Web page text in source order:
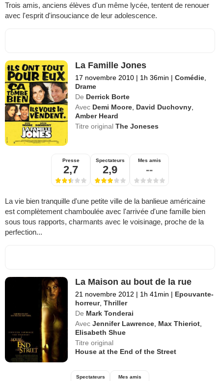
Trois amis, anciens élèves d'un même lycée, tentent de renouer
avec l'esprit d'insouciance de leur adolescence.
La Famille Jones
17 novembre 2010 | 1h 36min | Comédie
Drame
De Derrick Borte
Avec Demi Moore David Duchovny
Amber Heard
Titre originalThe Joneses
Presse
2,7
Spectateurs
2,9
Mes amis
--
La vie bien tranquille d'une petite ville de la banlieue américaine
est complètement chamboulée avec l'arrivée d'une famille bien
sous tous rapports, charmants avec le voisinage, proche de la
perfection...
La Maison au bout de la rue
21 novembre 2012 | 1h 41min | Epouvante-
horreur,Thriller
De Mark Tonderai
Avec Jennifer Lawrence Max Thieriot
Elisabeth Shue
Titre original
House at the End of the Street
Spectateurs Mes amis